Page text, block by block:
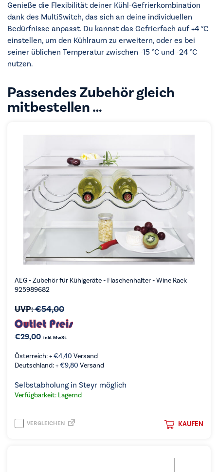
Genieße die Flexibilität deiner Kühl-Gefrierkombination
dank des MultiSwitch, das sich an deine individuellen
Bedürfnisse anpasst. Du kannst das Gefrierfach auf +4 °C
einstellen, um den Kühlraum zu erweitern, oder es bei
seiner üblichen Temperatur zwischen -15 °C und -24 °C
nutzen.
Passendes Zubehör gleich
mitbestellen …
AEG - Zubehör für Kühlgeräte - Flaschenhalter - Wine Rack
925989682
UVP:€54,00
€29,00 inkl. MwSt.
Österreich: +€4,40 Versand
Deutschland: +€9,80 Versand
Selbstabholung in Steyr möglich
Verfügbarkeit: Lagernd
KAUFEN
VERGLEICHEN